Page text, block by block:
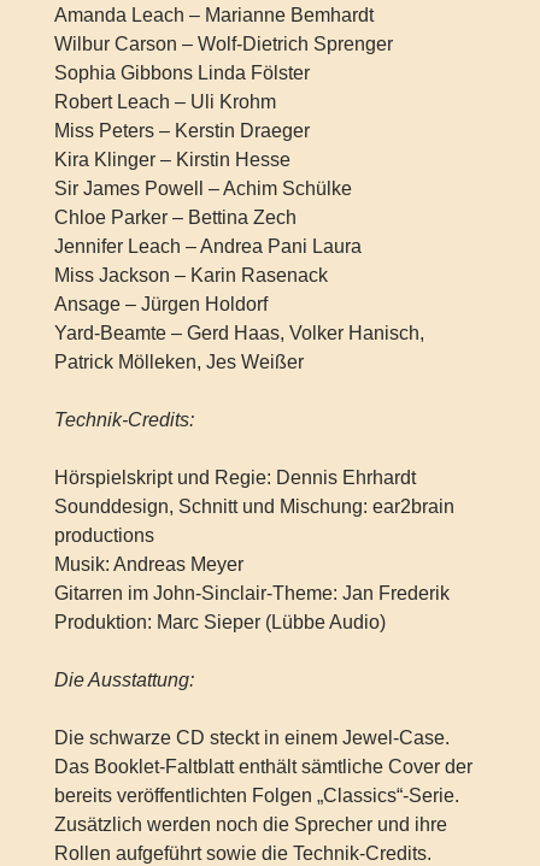
Amanda Leach – Marianne Bemhardt
Wilbur Carson – Wolf-Dietrich Sprenger
Sophia Gibbons Linda Fölster
Robert Leach – Uli Krohm
Miss Peters – Kerstin Draeger
Kira Klinger – Kirstin Hesse
Sir James Powell – Achim Schülke
Chloe Parker – Bettina Zech
Jennifer Leach – Andrea Pani Laura
Miss Jackson – Karin Rasenack
Ansage – Jürgen Holdorf
Yard-Beamte – Gerd Haas, Volker Hanisch,
Patrick Mölleken, Jes Weißer
Technik-Credits:
Hörspielskript und Regie: Dennis Ehrhardt
Sounddesign, Schnitt und Mischung: ear2brain
productions
Musik: Andreas Meyer
Gitarren im John-Sinclair-Theme: Jan Frederik
Produktion: Marc Sieper (Lübbe Audio)
Die Ausstattung:
Die schwarze CD steckt in einem Jewel-Case.
Das Booklet-Faltblatt enthält sämtliche Cover der
bereits veröffentlichten Folgen „Classics“-Serie.
Zusätzlich werden noch die Sprecher und ihre
Rollen aufgeführt sowie die Technik-Credits.